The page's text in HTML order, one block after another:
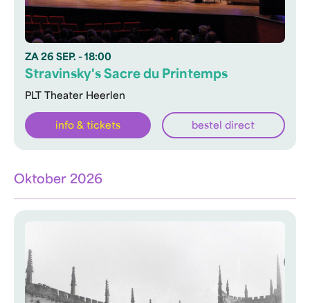
ZA 26 SEP. - 18:00
PLT Theater Heerlen
Stravinsky's Sacre du Printemps
info & tickets bestel direct
Oktober 2026